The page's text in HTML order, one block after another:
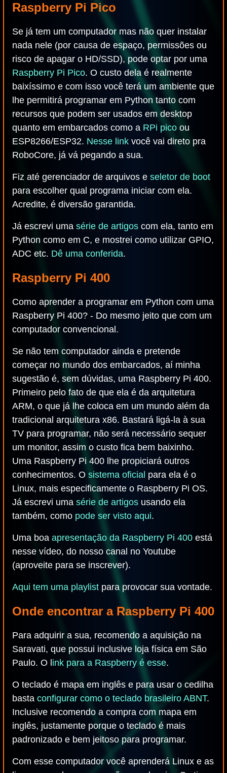
Raspberry Pi Pico
Se já tem um computador mas não quer instalar
nada nele (por causa de espaço, permissões ou
risco de apagar o HD/SSD), pode optar por uma
Raspberry Pi Pico. O custo dela é realmente
baixíssimo e com isso você terá um ambiente que
lhe permitirá programar em Python tanto com
recursos que podem ser usados em desktop
quanto em embarcados como a RPi pico ou
ESP8266/ESP32. Nesse link você vai direto pra
RoboCore, já vá pegando a sua.
Fiz até gerenciador de arquivos e seletor de boot
para escolher qual programa iniciar com ela.
Acredite, é diversão garantida.
Já escrevi uma série de artigos com ela, tanto em
Python como em C, e mostrei como utilizar GPIO,
ADC etc. Dê uma conferida.
Raspberry Pi 400
Como aprender a programar em Python com uma
Raspberry Pi 400? - Do mesmo jeito que com um
computador convencional.
Se não tem computador ainda e pretende
começar no mundo dos embarcados, aí minha
sugestão é, sem dúvidas, uma Raspberry Pi 400.
Primeiro pelo fato de que ela é da arquitetura
ARM, o que já lhe coloca em um mundo além da
tradicional arquitetura x86. Bastará ligá-la à sua
TV para programar, não será necessário sequer
um monitor, assim o custo fica bem baixinho.
Uma Raspberry Pi 400 lhe propiciará outros
conhecimentos. O sistema oficial para ela é o
Linux, mais especificamente o Raspberry Pi OS.
Já escrevi uma série de artigos usando ela
também, como pode ser visto aqui.
Uma boa apresentação da Raspberry Pi 400 está
nesse vídeo, do nosso canal no Youtube
(aproveite para se inscrever).
Aqui tem uma playlist para provocar sua vontade.
Onde encontrar a Raspberry Pi 400
Para adquirir a sua, recomendo a aquisição na
Saravati, que possui inclusive loja física em São
Paulo. O l ink para a Raspberry é esse.
O teclado é mapa em inglês e para usar o cedilha
basta configurar como o teclado brasileiro ABNT.
Inclusive recomendo a compra com mapa em
inglês, justamente porque o teclado é mais
padronizado e bem jeitoso para programar.
Com esse computador você aprenderá Linux e as